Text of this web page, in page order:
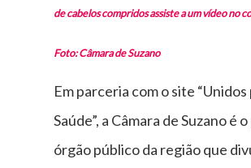
de cabelos compridos assiste a um vídeo no
Foto: Câmara de Suzano
Em parceria com o site “Unidos
Saúde”, a Câmara de Suzano é
órgão público da região que